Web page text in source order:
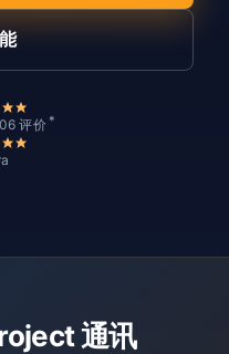
评价 *
通讯